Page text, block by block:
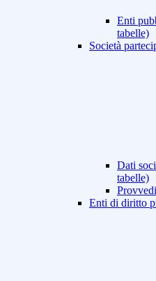
Enti
tabelle)
Società
Dati
tabelle)
Enti di diritto